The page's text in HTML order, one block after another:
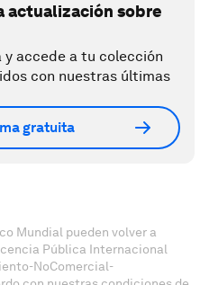
actualización sobre
accede a tu colección
con nuestras últimas
gratuita
Mundial pueden volver a
Pública Internacional
NoComercial-